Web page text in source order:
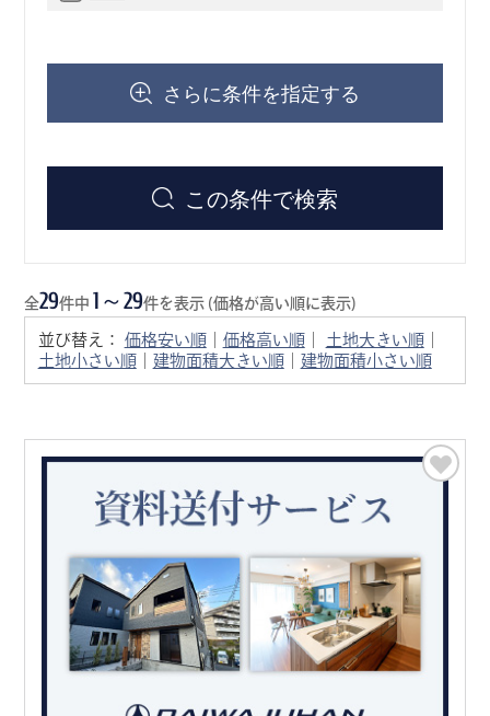
さらに条件を指定する
この条件で検索
全29件中 1～29件を表示 (価格が高い順に表示)
並び替え： 価格安い順｜ 価格高い順｜ 土地大きい順｜
土地小さい順｜ 建物面積大きい順｜ 建物面積小さい順